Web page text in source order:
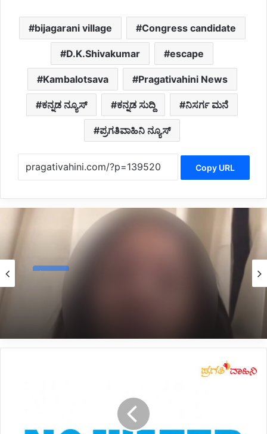
bijagarani village Congress candidate
D.K.Shivakumar escape
Kambalotsava Pragativahini News
ಕನ್ನಡ ನ್ಯೂಸ್ ಕನ್ನಡ ಸುದ್ದಿ ನಿಸರ್ಗ ಮನೆ
ಪ್ರಗತಿವಾಹಿನಿ ನ್ಯೂಸ್
Copy URL
ಕೊಡಿ ಎಂದು ಡೆಲಿವರಿ ಬಾಯ್ ನಿಂದ ಯುವತಿಗೆ ಕಿರುಕುಳ*
ಮುಚ್ಚಿ,